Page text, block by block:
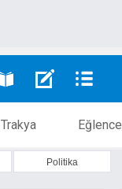
Trakya Eğlence
Politika